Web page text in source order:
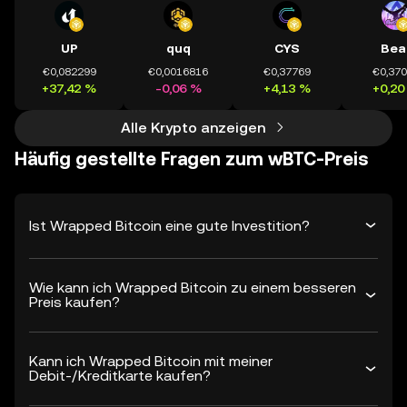
UP
€0,082299
+37,42 %
quq
€0,0016816
-0,06 %
CYS
€0,37769
+4,13 %
Alle Krypto anzeigen
Häufig gestellte Fragen zum wBTC-Preis
Ist Wrapped Bitcoin eine gute Investition?
Wie kann ich Wrapped Bitcoin zu einem besseren
Preis kaufen?
Kann ich Wrapped Bitcoin mit meiner
Debit-/Kreditkarte kaufen?